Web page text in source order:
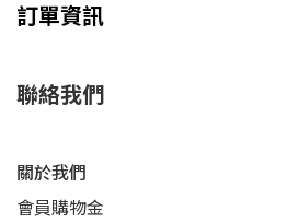
訂單資訊
聯絡我們
關於我們
會員購物金